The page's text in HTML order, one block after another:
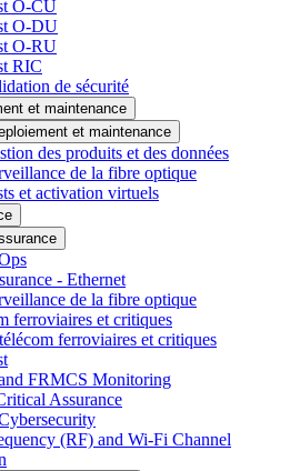
O-CU
O-DU
O-RU
RIC
de sécurité
et maintenance
et maintenance
des produits et des données
de la fibre optique
et activation virtuels
- Ethernet
de la fibre optique
ferroviaires et critiques
ferroviaires et critiques
FRMCS Monitoring
Assurance
(RF) and Wi-Fi Channel